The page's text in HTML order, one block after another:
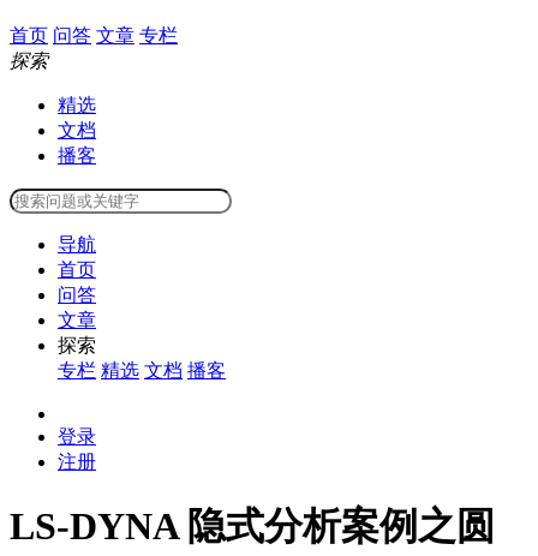
首页 问答 文章 专栏
探索
精选
文档
播客
导航
首页
问答
文章
探索
专栏 精选 文档 播客
登录
注册
LS-DYNA 隐式分析案例之圆